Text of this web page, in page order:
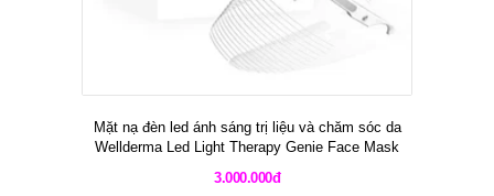
Mặt nạ đèn led ánh sáng trị liệu và chăm sóc da
Wellderma Led Light Therapy Genie Face Mask
3.000.000đ